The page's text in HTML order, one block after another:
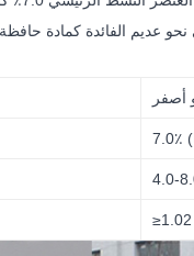
أصفر
4.0-
≥1.02